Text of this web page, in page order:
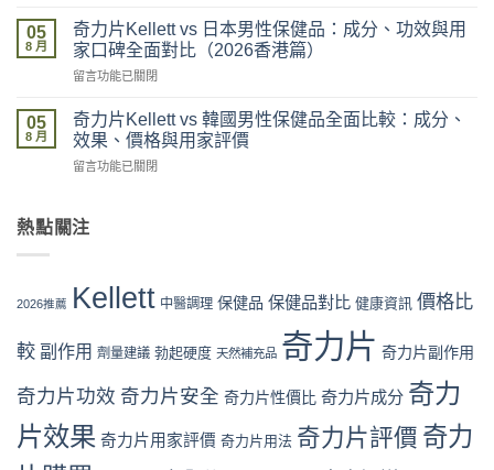
官
網
優
惠、
盒
裝
折
最
抵
時
機〉
係
咪
信？
假
評
價
拆
理
買
指
中
力
片
Kellett
官
購
買
程
教
下
單
收
貨
次
懂〉
中
05
8 月
奇力片Kellett vs 日本男性保健品：成分、功效與用
家口碑全面對比（2026香港篇）
在
力
片
Kellett
vs
男
品：
功
與
家
口
留言功能已關閉
05
8 月
奇力片Kellett vs 韓國男性保健品全面比較：成分、
效果、價格與用家評價
在
片
國
保
品
全
面
比
較：
留言功能已關閉
熱點關注
2026推薦 Kellett 中醫調理 保健品 保健品對比 健康資訊 價格比
較 副作用 劑量建議 勃起硬度 天然補充品 奇力片 奇力片副作用
奇力片功效 奇力片安全 奇力片性價比 奇力片成分 奇力
片效果 奇力片用家評價 奇力片用法 奇力片評價 奇力